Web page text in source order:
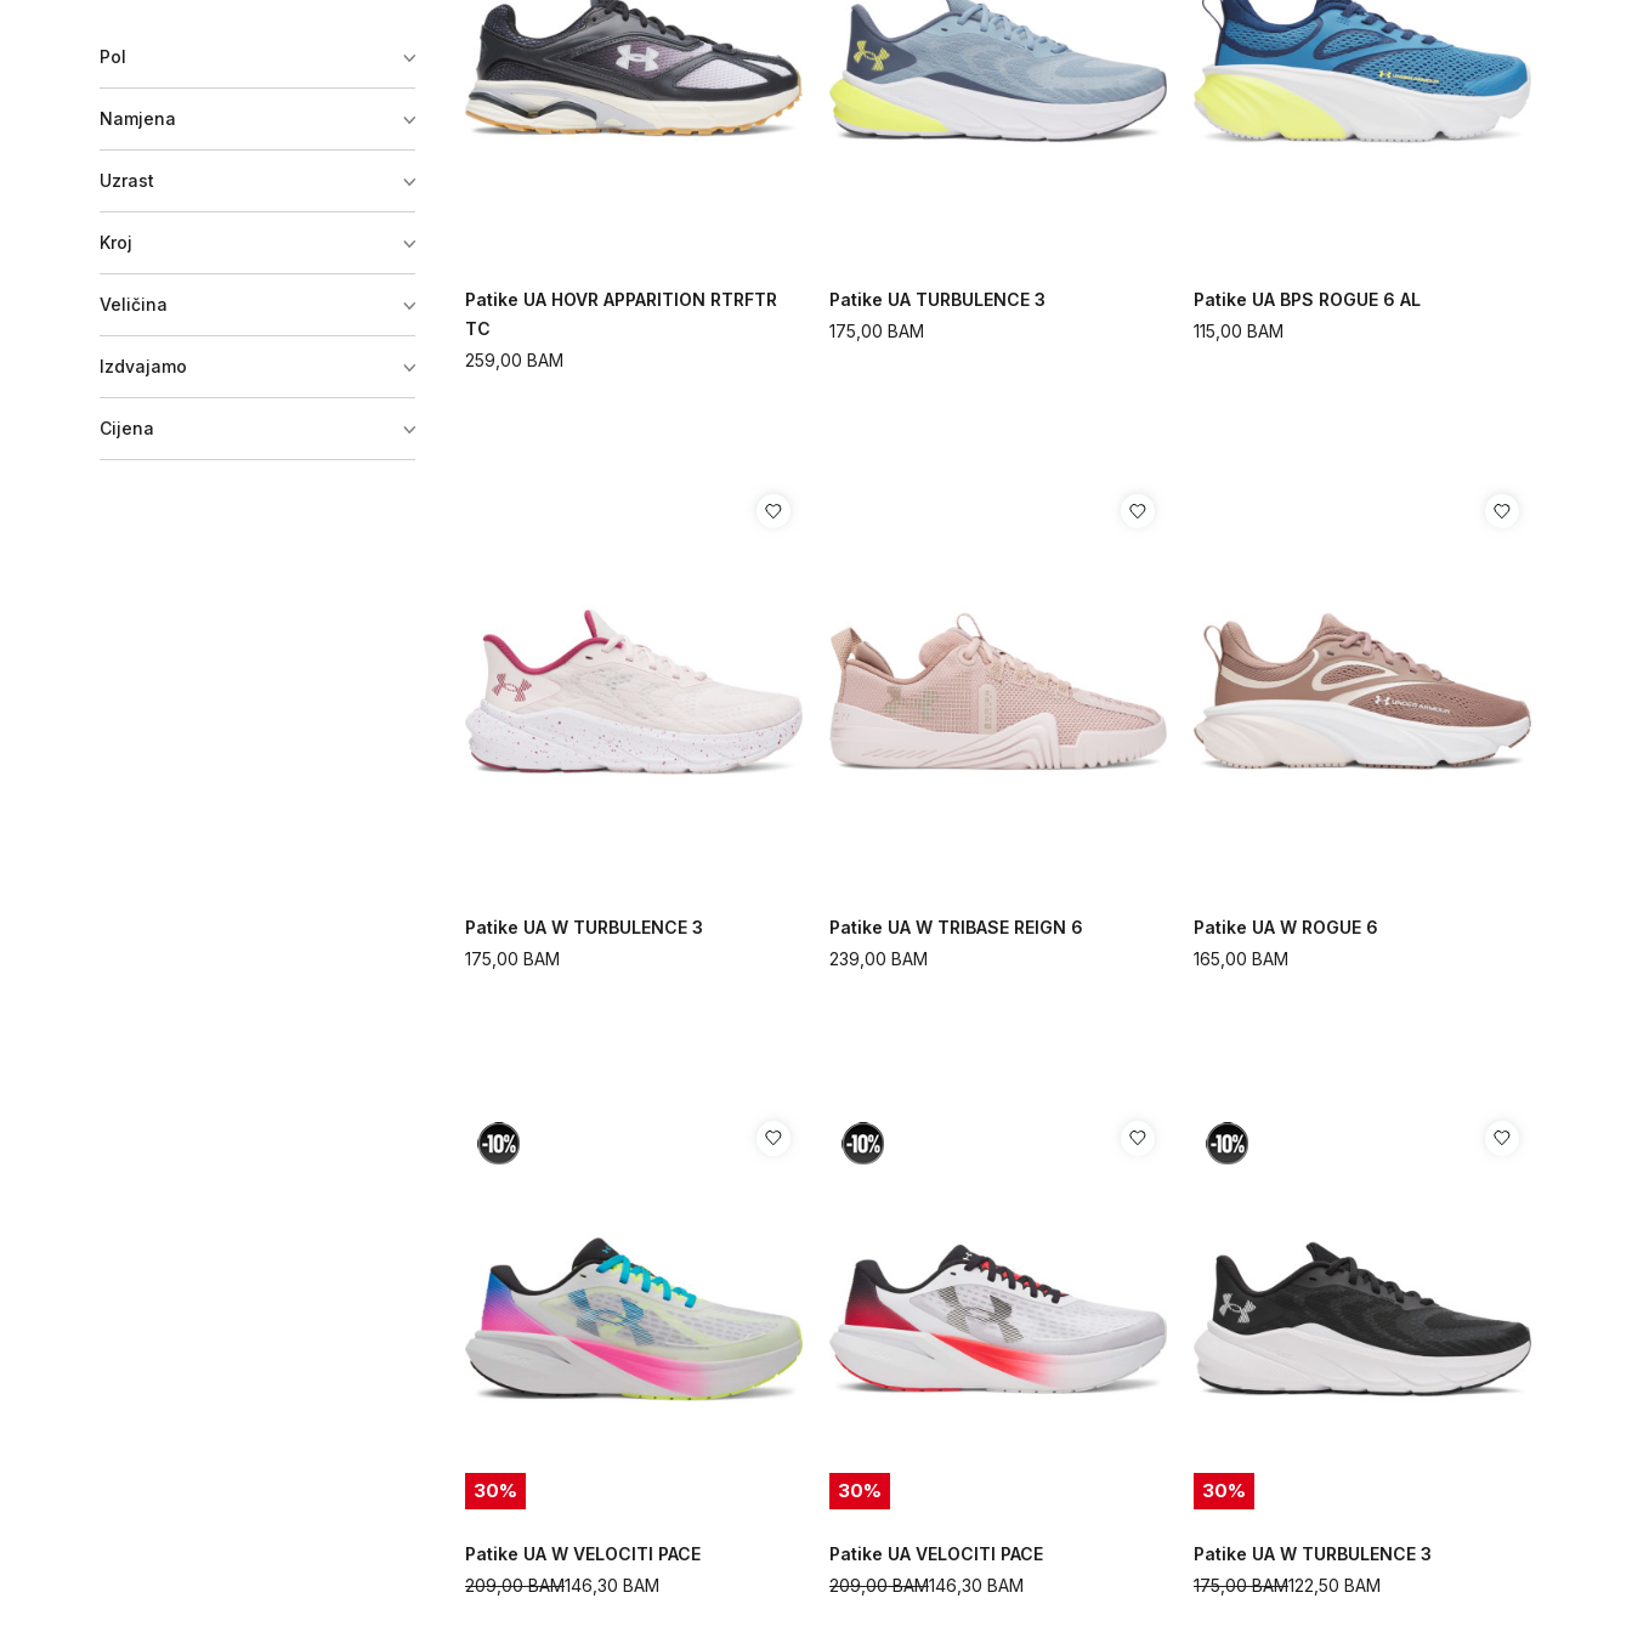
Pol
Namjena
Uzrast
Kroj
Veličina
Izdvajamo
Cijena
Patike UA HOVR APPARITION RTRFTR
TC
259,00 BAM
Patike UA TURBULENCE 3
175,00 BAM
Patike UA BPS ROGUE 6 AL
115,00 BAM
Patike UA W TURBULENCE 3
175,00 BAM
Patike UA W TRIBASE REIGN 6
239,00 BAM
Patike UA W ROGUE 6
165,00 BAM
30%
Patike UA W VELOCITI PACE
146,30 BAM
209,00BAM
30%
Patike UA VELOCITI PACE
146,30 BAM
209,00BAM
30%
Patike UA W TURBULENCE 3
122,50 BAM
175,00BAM